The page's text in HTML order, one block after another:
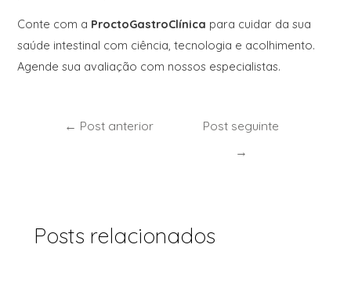
Conte com a ProctoGastroClínica para cuidar da sua
saúde intestinal com ciência, tecnologia e acolhimento.
Agende sua avaliação com nossos especialistas.
← Post anterior
Post seguinte
→
Posts relacionados